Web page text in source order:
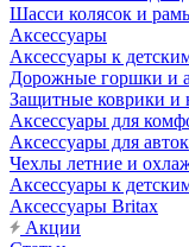
Шасси колясок и
Аксессуары
Аксессуары к
Дорожные горшки и
Защитные коврики и
Аксессуары для
Аксессуары для
Чехлы летние и
Аксессуары к
Аксессуары Britax
Акции